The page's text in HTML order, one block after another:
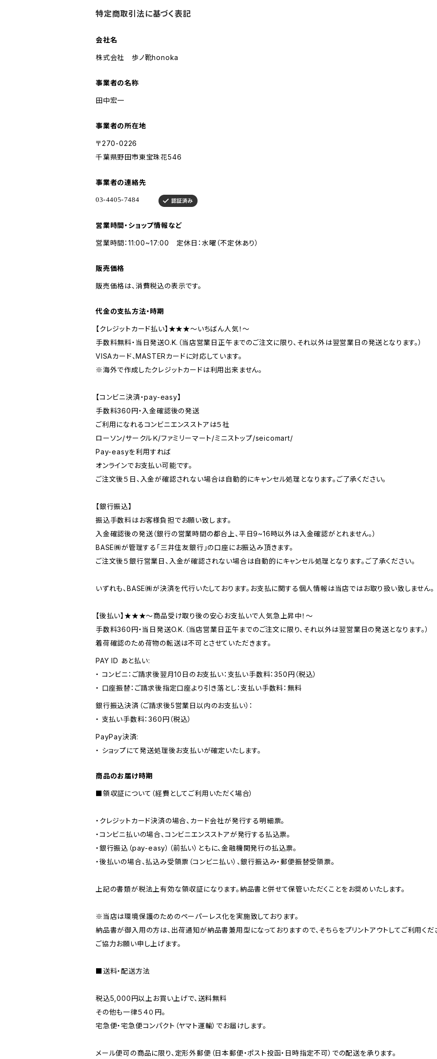
特定商取引法に基づく表記
会社名
株式会社 歩ノ靴honoka
事業者の名称
田中宏一
事業者の所在地
〒270-0226
千葉県野田市東宝珠花546
事業者の連絡先
営業時間・ショップ情報など
営業時間：11:00~17:00 定休日：水曜（不定休あり）
販売価格
販売価格は、消費税込の表示です。
代金の支払方法・時期
【クレジットカード払い】★★★～いちばん人気！～
手数料無料・当日発送O.K.（当店営業日正午までのご注文に限り、それ以外は翌営業日の発送となります。）
VISAカード、MASTERカードに対応しています。
※海外で作成したクレジットカードは利用出来ません。
【コンビニ決済・pay-easy】
手数料360円・入金確認後の発送
ご利用になれるコンビニエンスストアは５社
ローソン/サークルＫ/ファミリーマート/ミニストップ/seicomart/
Pay-easyを利用すれば
オンラインでお支払い可能です。
ご注文後５日、入金が確認されない場合は自動的にキャンセル処理となります。ご了承ください。
【銀行振込】
振込手数料はお客様負担でお願い致します。
入金確認後の発送（銀行の営業時間の都合上、平日9~16時以外は入金確認がとれません。）
BASE㈱が管理する「三井住友銀行」の口座にお振込み頂きます。
ご注文後５銀行営業日、入金が確認されない場合は自動的にキャンセル処理となります。ご了承ください。
いずれも、BASE㈱が決済を代行いたしております。お支払に関する個人情報は当店ではお取り扱い致しません。
【後払い】★★★～商品受け取り後の安心お支払いで人気急上昇中！～
手数料360円・当日発送O.K.（当店営業日正午までのご注文に限り、それ以外は翌営業日の発送となります。）
着荷確認のため荷物の転送は不可とさせていただきます。
PAY ID あと払い:
・ コンビニ：ご請求後翌月10日のお支払い：支払い手数料：350円（税込）
・ 口座振替：ご請求後指定口座より引き落とし：支払い手数料：無料
銀行振込決済（ご請求後5営業日以内のお支払い）：
・ 支払い手数料：360円（税込）
PayPay決済:
・ ショップにて発送処理後お支払いが確定いたします。
商品のお届け時期
■領収証について（経費としてご利用いただく場合）
・クレジットカード決済の場合、カード会社が発行する明細票。
・コンビニ払いの場合、コンビニエンスストアが発行する払込票。
・銀行振込（pay-easy）（前払い）ともに、金融機関発行の払込票。
・後払いの場合、払込み受領票（コンビニ払い）、銀行振込み・郵便振替受領票。
上記の書類が税法上有効な領収証になります。納品書と併せて保管いただくことをお奨めいたします。
※当店は環境保護のためのペーパーレス化を実施致しております。
納品書が御入用の方は、出荷通知が納品書兼用型になっておりますので、そちらをプリントアウトしてご利用くだ
ご協力お願い申し上げます。
■送料・配送方法
税込5,000円以上お買い上げで、送料無料
その他も一律５４０円。
宅急便・宅急便コンパクト（ヤマト運輸）でお届けします。
メール便可の商品に限り、定形外郵便（日本郵便・ポスト投函・日時指定不可）での配送を承ります。